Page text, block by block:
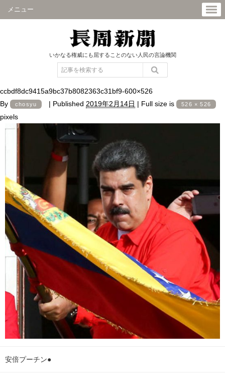
メニュー
いかなる権威にも屈することのない人民の言論機関
ccbdf8dc9415a9bc37b8082363c31bf9-600×526
By
chosyu | Published 2019年2月14日 | Full size is 526 × 526
pixels
安倍プーチン●